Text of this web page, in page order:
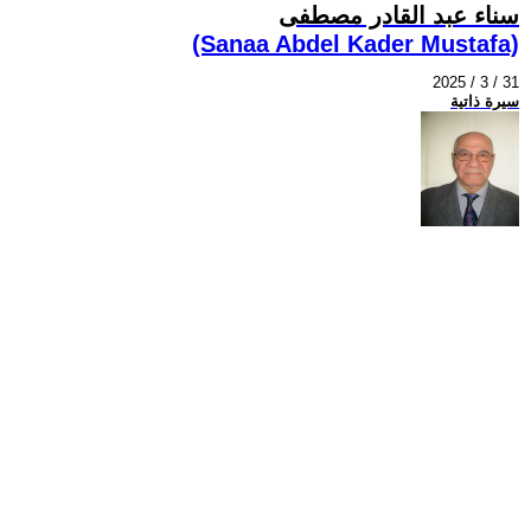
سناء عبد القادر مصطفى
(Sanaa Abdel Kader Mustafa)
2025 / 3 / 31
سيرة ذاتية